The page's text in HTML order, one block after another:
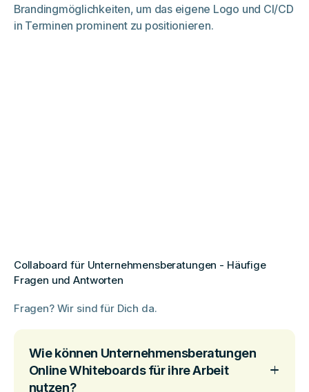
Brandingmöglichkeiten, um das eigene Logo und CI/CD
in Terminen prominent zu positionieren.
Collaboard für Unternehmensberatungen - Häufige
Fragen und Antworten
Fragen? Wir sind für Dich da.
Wie können Unternehmensberatungen
Online Whiteboards für ihre Arbeit
nutzen?